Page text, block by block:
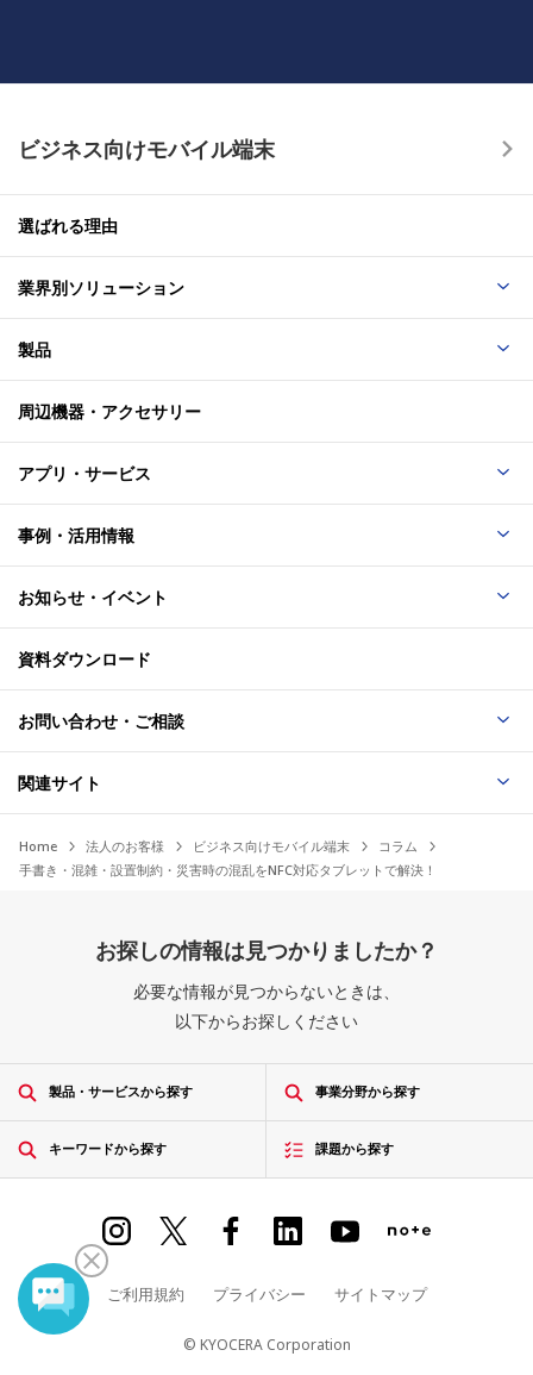
ビジネス向けモバイル端末
選ばれる理由
業界別ソリューション
製品
周辺機器・アクセサリー
アプリ・サービス
事例・活用情報
お知らせ・イベント
資料ダウンロード
お問い合わせ・ご相談
関連サイト
Home 法人のお客様 ビジネス向けモバイル端末
コラム
手書き・混雑・設置制約・災害時の混乱をNFC対応タブレットで解決！
お探しの情報は見つかりましたか？
必要な情報が見つからないときは、
以下からお探しください
製品・サービスから探す 事業分野から探す
キーワードから探す 課題から探す
ご利用規約 プライバシー サイトマップ
© KYOCERA Corporation